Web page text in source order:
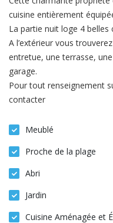
cuisine entièrement
La partie nuit loge 4 belles
A l’extérieur vous
entretue, une terrasse,
garage.
Pour tout renseignement
contacter
Meublé
Proche de la plage
Abri
Jardin
Cuisine Aménagée et